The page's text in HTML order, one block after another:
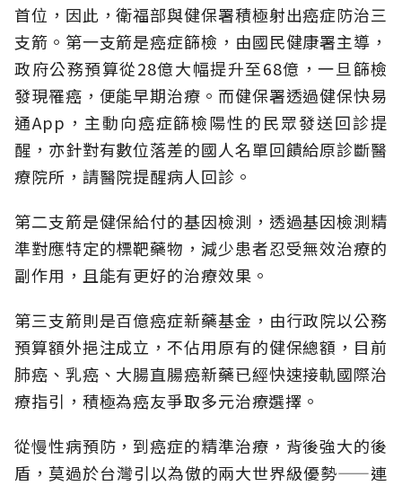
首位，因此，衛福部與健保署積極射出癌症防治三
支箭。第一支箭是癌症篩檢，由國民健康署主導，
政府公務預算從28億大幅提升至68億，一旦篩檢
發現罹癌，便能早期治療。而健保署透過健保快易
通App，主動向癌症篩檢陽性的民眾發送回診提
醒，亦針對有數位落差的國人名單回饋給原診斷醫
療院所，請醫院提醒病人回診。
第二支箭是健保給付的基因檢測，透過基因檢測精
準對應特定的標靶藥物，減少患者忍受無效治療的
副作用，且能有更好的治療效果。
第三支箭則是百億癌症新藥基金，由行政院以公務
預算額外挹注成立，不佔用原有的健保總額，目前
肺癌、乳癌、大腸直腸癌新藥已經快速接軌國際治
療指引，積極為癌友爭取多元治療選擇。
從慢性病預防，到癌症的精準治療，背後強大的後
盾，莫過於台灣引以為傲的兩大世界級優勢——連